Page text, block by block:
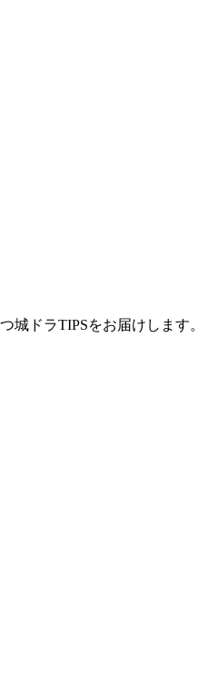
城ドラTIPSをお届けします。